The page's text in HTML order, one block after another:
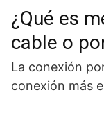
¿Qué es
cable o
La conexión
conexión más